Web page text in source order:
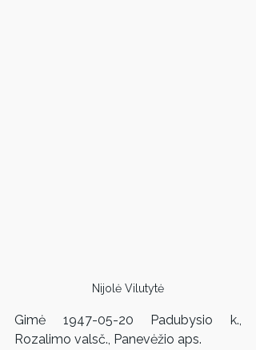
Nijolė Vilutytė
Gimė 1947-05-20 Padubysio k.,
Rozalimo valsč., Panevėžio aps.